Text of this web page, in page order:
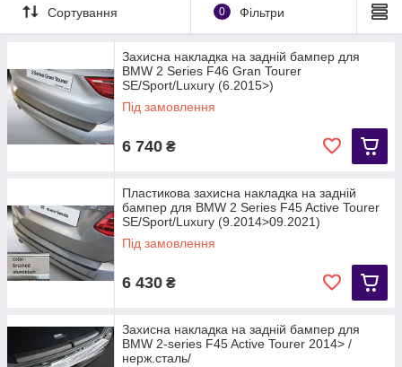
Сортування 0 Фільтри
Захисна накладка на задній бампер для
BMW 2 Series F46 Gran Tourer
SE/Sport/Luxury (6.2015>)
Під замовлення
6 740 ₴
Пластикова захисна накладка на задній
бампер для BMW 2 Series F45 Active Tourer
SE/Sport/Luxury (9.2014>09.2021)
Під замовлення
6 430 ₴
Захисна накладка на задній бампер для
BMW 2-series F45 Active Tourer 2014> /
нерж.сталь/